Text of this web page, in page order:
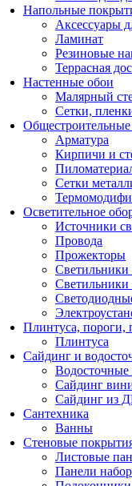
Напольные
Аксессуары
Ламинат
Резиновые
Террасная
Настенные обои
Малярный
Сетки,
Арматура
Кирпичи и
Сетки
Осветительное
Источники
Провода
Прожекторы
Светильники
Плинтуса, пороги,
Плинтуса
Сайдинг и
Водосточные
Сайдинг
Сайдинг из
Сантехника
Ванны
Стеновые
Листовые
Панели